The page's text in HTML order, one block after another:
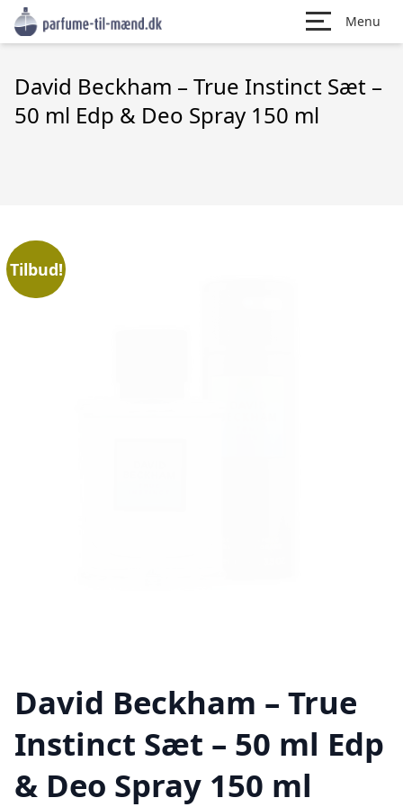
Menu
David Beckham – True Instinct Sæt –
50 ml Edp & Deo Spray 150 ml
Tilbud!
David Beckham – True
Instinct Sæt – 50 ml Edp
& Deo Spray 150 ml